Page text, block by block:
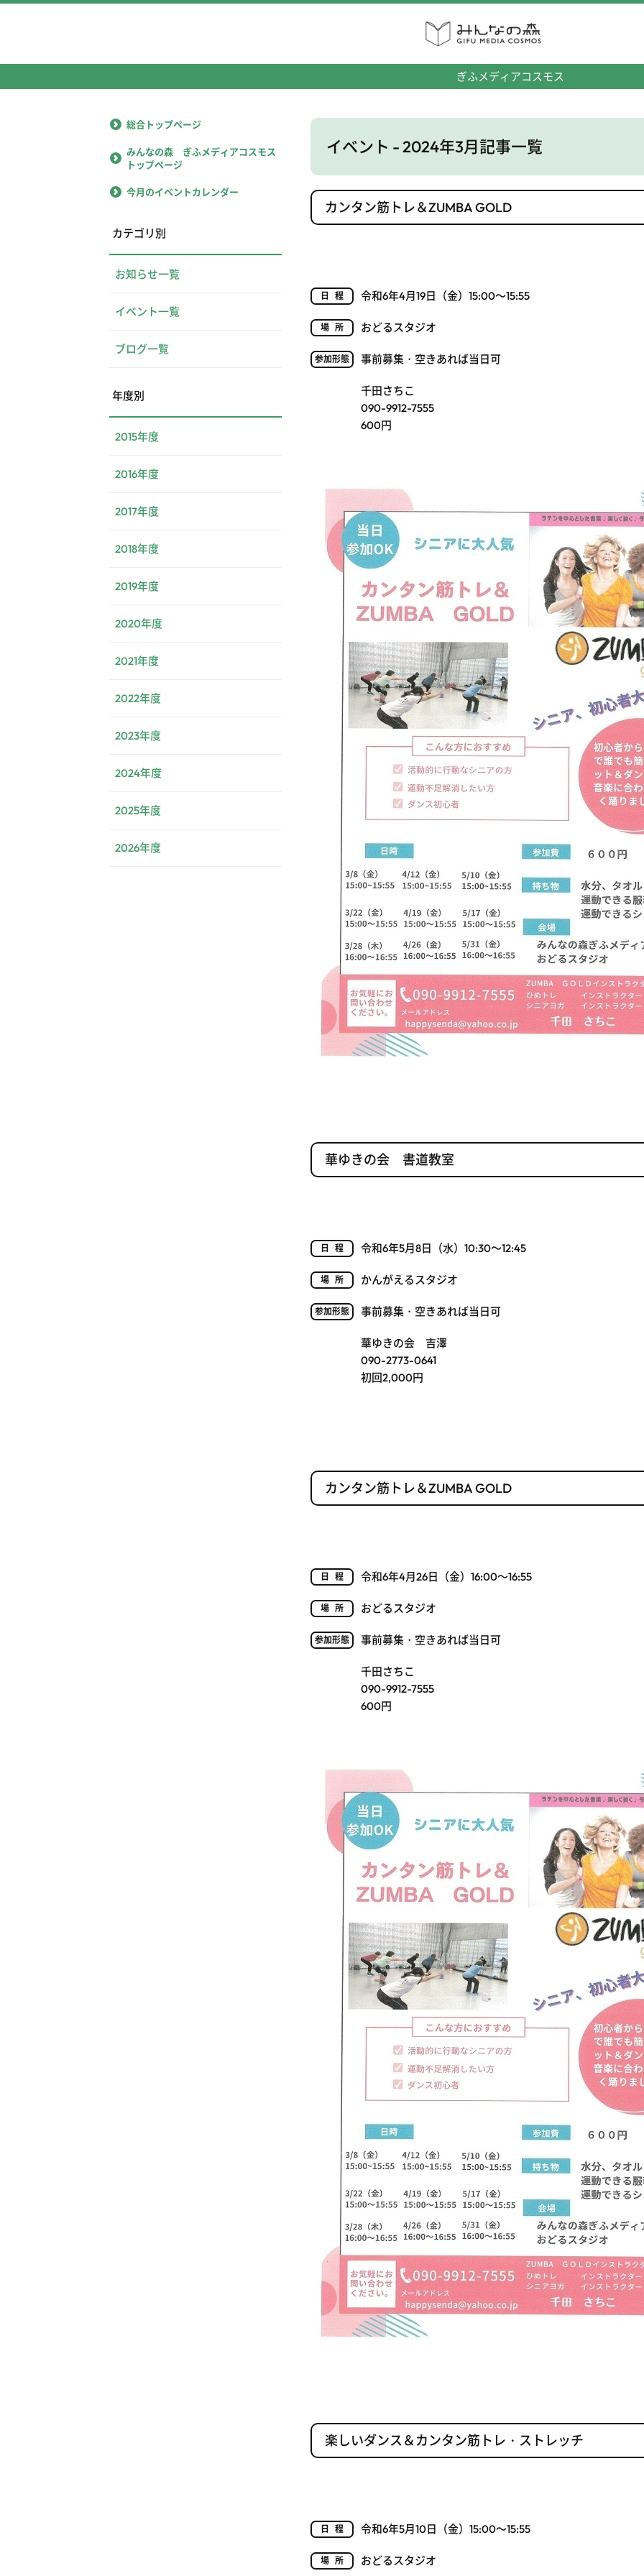
ぎふメディアコスモス
イベント - 2024年3月記事一覧
カンタン筋トレ＆ZUMBA GOLD
日程 令和6年4月19日（金）15:00～15:55
場所 おどるスタジオ
参加形態 事前募集・空きあれば当日可
千田さちこ
090-9912-7555
600円
華ゆきの会 書道教室
日程 令和6年5月8日（水）10:30～12:45
場所 かんがえるスタジオ
参加形態 事前募集・空きあれば当日可
華ゆきの会 吉澤
090-2773-0641
初回2,000円
カンタン筋トレ＆ZUMBA GOLD
日程 令和6年4月26日（金）16:00～16:55
場所 おどるスタジオ
参加形態 事前募集・空きあれば当日可
千田さちこ
090-9912-7555
600円
楽しいダンス＆カンタン筋トレ・ストレッチ
日程 令和6年5月10日（金）15:00～15:55
場所 おどるスタジオ
総合トップページ
みんなの森 ぎふメディアコスモス
トップページ
今月のイベントカレンダー
カテゴリ別
お知らせ一覧
イベント一覧
ブログ一覧
年度別
2015年度
2016年度
2017年度
2018年度
2019年度
2020年度
2021年度
2022年度
2023年度
2024年度
2025年度
2026年度